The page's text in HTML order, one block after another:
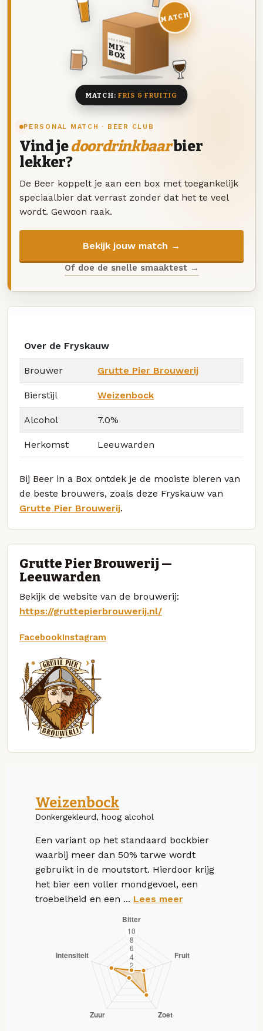
PERSONAL MATCH · BEER CLUB
Vind jedoordrinkbaarbier
lekker?
De Beer koppelt je aan een box met toegankelijk
speciaalbier dat verrast zonder dat het te veel
wordt. Gewoon raak.
Bekijk jouw match →
Of doe de snelle smaaktest →
DEZE MAAND
MIX
BOX
8 BIEREN
MATCH
MATCH: FRIS & FRUITIG
Over de Fryskauw
Brouwer Grutte Pier Brouwerij
Bierstijl Weizenbock
Alcohol 7.0%
Herkomst Leeuwarden
Bij Beer in a Box ontdek je de mooiste bieren van
de beste brouwers, zoals deze Fryskauw van
Grutte Pier Brouwerij.
Grutte Pier Brouwerij —
Leeuwarden
Bekijk de website van de brouwerij:
https://gruttepierbrouwerij.nl/
FacebookInstagram
Weizenbock
Donkergekleurd, hoog alcohol
Een variant op het standaard bockbier
waarbij meer dan 50% tarwe wordt
gebruikt in de moutstort. Hierdoor krijg
het bier een voller mondgevoel, een
troebelheid en een ... Lees meer